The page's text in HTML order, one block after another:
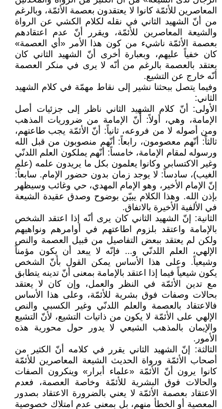
المعاصرين للأئمّة كانوا لا يعتقدون بعصمة الأئمّة، وبالرغم
من أنّ الشهيد الثاني في نقله لكلام الكشي عن الرواة
والشيعة المعاصرين للأئمّة، ويقرر أنّ عدم اعتقادهم
بعصمة الأئمّة ناشيء من كون هذا الأمر «أي العصمة»
كان خفياً عليهم، وبعبارة أخرى أنّ الشهيد الثاني كان
يعتقد بالعصمة بالرغم من أنّه لا يرى في منكر العصمة
أنّه خارج عن التشيع.
وفيما يتصل ببحثنا نشير إلى نقاط مهمّة في كلام الشهيد
الثاني:
الأولى: أنّ كلام الشهيد الثاني ناظر إلى جزئيات أصل
الإمامة، وهي، أولاً: أنّ الإمامة من ضروريات المذهب
ومن أصوله لا من فروعه، ثانياً: أنّ الأئمّة يجب طاعتهم،
ثالثاً: أنّهم معصومون، رابعاً: أنّهم منصوبون من قبل الله
ورسوله لمقام الإمامة، خامساً: أنّهم يملكون العلم اللدنّي
وغير الاكتسابي وكانوا يعلمون بكل ما يريدون علمه (علم
الغيب)، سادساً: لا يوجد زمان بدون حضور الإمام. سابعاً:
إنّ الإمام الأخير، وهو الإمام المهدي، حي وغائب وسيظهر
بإذن الله. وهذا الكلام يبيّن بوضوح وصدق عقيدة الشيعة
في الألفية الأخيرة بالاتفاق.
الثانية: إنّ الشهيد الثاني كان يرى أنّه إذا اعتقد الشخص
بالإمامة واعتقد بلزوم اطاعتهم في أوامرهم ونواهيهم
ولكن لم يعتقد ببعض التفاصيل من قبيل العصمة والنص
الإلهي، العلم اللدنّي و... فإنّه لا يبعد أن يكون مؤمناً
وشيعياً. وعلى هذا الأساس يمكن القول بأنّ الشخص
يكون شيعياً فيما إذا اعتقد بالإمامة بمعنى أنّ تدينه يتطابق
مع تدين الأئمّة في النظر والعمل، وإن كان لا يعتقد
بحالات وصفات فوق بشرية للأئمّة، وعلى هذا الأساس
فالاعتقاد بالعصمة والعلم اللدنّي وغير الكسبي والنص
الإلهي على الأئمّة لا يكون من ذاتيات التشيع، لأنّ التشيع
والإيمان بالمذهب الشيعي لا يدور حول محورية هذه
الأمور.
الثالثة: إنّ الشهيد الثاني يقرر في كلامه أنّ الكثير من
أصحاب الأئمّة ورواة الحديث الشيعة المعاصرين للأئمّة
كانوا يرون أنّ الأئمّة «علماء أبرار» وينكرون الصفات
والحالات فوق البشرية للأئمّة وخاصة العصمة، فعدم
الاعتقاد بعصمة الأئمّة لا يعني بالضرورة الاعتقاد بصدور
المعصية أو الخطأ منهم، بل بمعنى عدم امتلاك خصوصية